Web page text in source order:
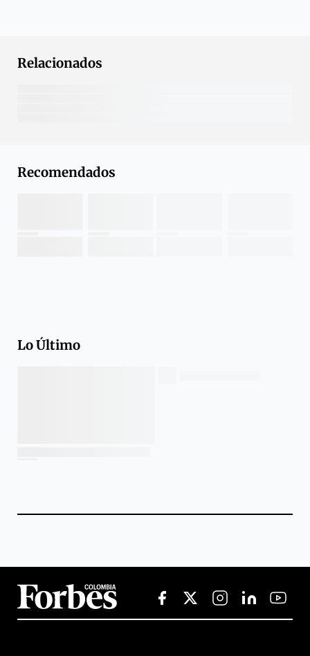
Relacionados
Recomendados
Lo Último